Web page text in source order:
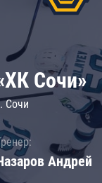
Сочи»
Сочи
Андрей